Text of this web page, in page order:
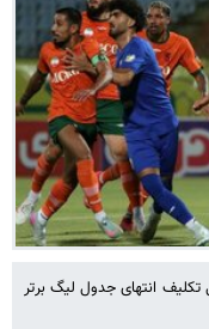
انتهای جدول لیگ برتر